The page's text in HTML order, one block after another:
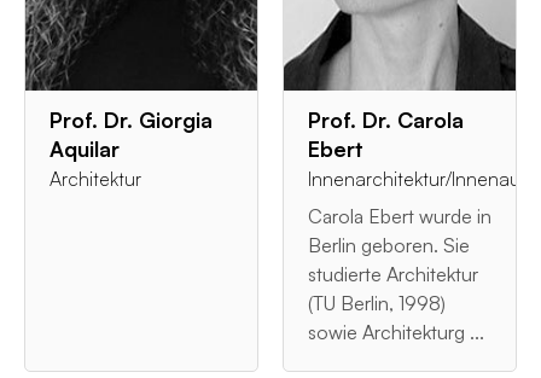
Prof. Dr. Giorgia
Aquilar
Architektur
Prof. Dr. Carola
Ebert
Innenarchitektur/
Carola Ebert wurde in
Berlin geboren. Sie
studierte Architektur
(TU Berlin, 1998)
sowie Architekturg ...